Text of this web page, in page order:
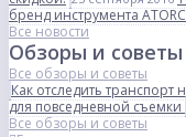
бренд инструмента
Все новости
Обзоры и советы
Все обзоры и советы
Как отследить транспорт
для повседневной съемки
Все обзоры и советы